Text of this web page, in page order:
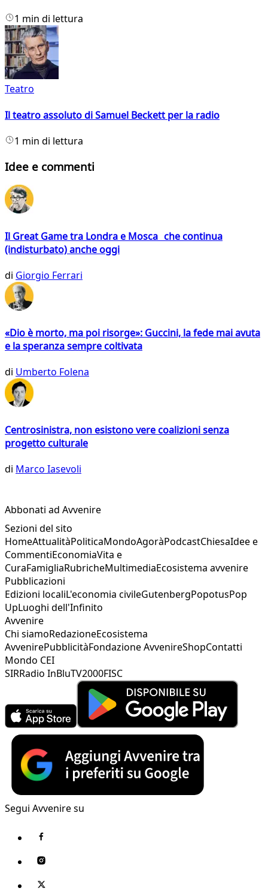
1 min di lettura
Teatro
Il teatro assoluto di Samuel Beckett per la radio
1 min di lettura
Idee e commenti
Il Great Game tra Londra e Mosca che continua
(indisturbato) anche oggi
di Giorgio Ferrari
«Dio è morto, ma poi risorge»: Guccini, la fede mai avuta
e la speranza sempre coltivata
di Umberto Folena
Centrosinistra, non esistono vere coalizioni senza
progetto culturale
di Marco Iasevoli
Abbonati ad Avvenire
Sezioni del sito
HomeAttualitàPoliticaMondoAgoràPodcastChiesaIdee e
CommentiEconomiaVita e
CuraFamigliaRubricheMultimediaEcosistema avvenire
Pubblicazioni
Edizioni localiL'economia civileGutenbergPopotusPop
UpLuoghi dell'Infinito
Avvenire
Chi siamoRedazioneEcosistema
AvvenirePubblicitàFondazione AvvenireShopContatti
Mondo CEI
SIRRadio InBluTV2000FISC
Segui Avvenire su